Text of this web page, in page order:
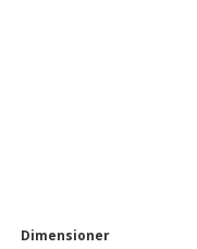
Dimensioner